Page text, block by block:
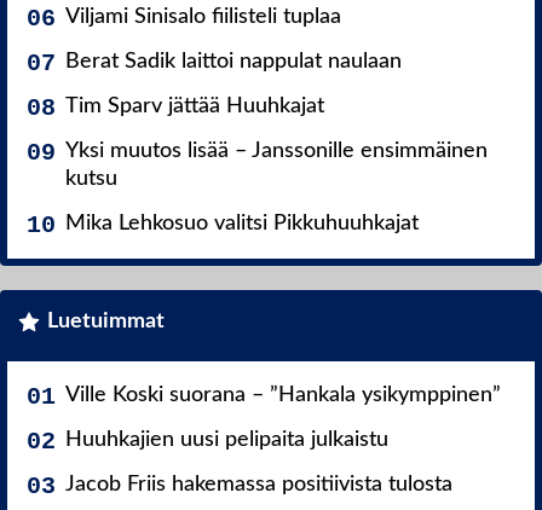
Viljami Sinisalo fiilisteli tuplaa
Berat Sadik laittoi nappulat naulaan
Tim Sparv jättää Huuhkajat
Yksi muutos lisää – Janssonille ensimmäinen
kutsu
Mika Lehkosuo valitsi Pikkuhuuhkajat
Luetuimmat
Ville Koski suorana – ”Hankala ysikymppinen”
Huuhkajien uusi pelipaita julkaistu
Jacob Friis hakemassa positiivista tulosta